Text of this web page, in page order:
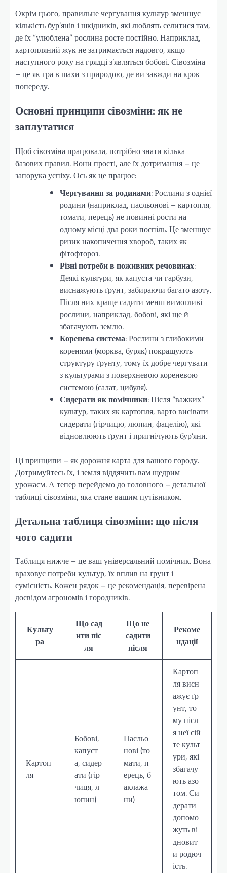
Окрім цього, правильне чергування культур зменшує
кількість бур’янів і шкідників, які люблять селитися там,
де їх “улюблена” рослина росте постійно. Наприклад,
картопляний жук не затримається надовго, якщо
наступного року на грядці з’являться бобові. Сівозміна
– це як гра в шахи з природою, де ви завжди на крок
попереду.
Основні принципи сівозміни: як не
заплутатися
Щоб сівозміна працювала, потрібно знати кілька
базових правил. Вони прості, але їх дотримання – це
запорука успіху. Ось як це працює:
Чергування за родинами: Рослини з однієї
родини (наприклад, пасльонові – картопля,
томати, перець) не повинні рости на
одному місці два роки поспіль. Це зменшує
ризик накопичення хвороб, таких як
фітофтороз.
Різні потреби в поживних речовинах:
Деякі культури, як капуста чи гарбузи,
виснажують ґрунт, забираючи багато азоту.
Після них краще садити менш вимогливі
рослини, наприклад, бобові, які ще й
збагачують землю.
Коренева система: Рослини з глибокими
коренями (морква, буряк) покращують
структуру ґрунту, тому їх добре чергувати
з культурами з поверхневою кореневою
системою (салат, цибуля).
Сидерати як помічники: Після “важких”
культур, таких як картопля, варто висівати
сидерати (гірчицю, люпин, фацелію), які
відновлюють ґрунт і пригнічують бур’яни.
Ці принципи – як дорожня карта для вашого городу.
Дотримуйтесь їх, і земля віддячить вам щедрим
урожаєм. А тепер перейдемо до головного – детальної
таблиці сівозміни, яка стане вашим путівником.
Детальна таблиця сівозміни: що після
чого садити
Таблиця нижче – це ваш універсальний помічник. Вона
враховує потреби культур, їх вплив на ґрунт і
сумісність. Кожен рядок – це рекомендація, перевірена
досвідом агрономів і городників.
Культу
ра
Що сад
ити піс
ля
Що не
садити
після
Рекоме
ндації
Картоп
ля
Бобові,
капуст
а, сидер
ати (гір
чиця, л
юпин)
Пасльо
нові (то
мати, п
ерець, б
аклажа
ни)
Картоп
ля висн
ажує ґр
унт, то
му післ
я неї сій
те культ
ури, які
збагачу
ють азо
том. Си
дерати
допомо
жуть ві
дновит
и родюч
ість.